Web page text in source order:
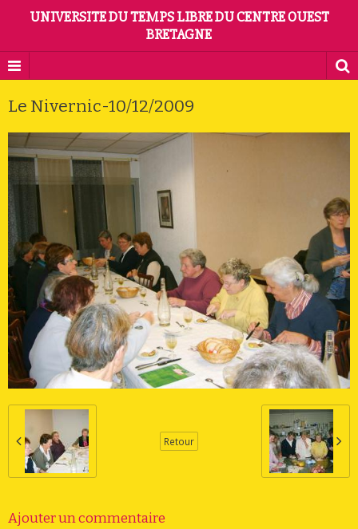
UNIVERSITE DU TEMPS LIBRE DU CENTRE OUEST
BRETAGNE
Le Nivernic-10/12/2009
Retour
Ajouter un commentaire